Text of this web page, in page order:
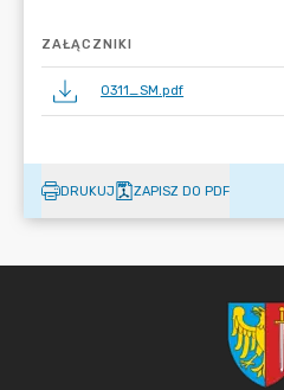
ZAŁĄCZNIKI
0311_SM.pdf
DRUKUJ ZAPISZ DO PDF